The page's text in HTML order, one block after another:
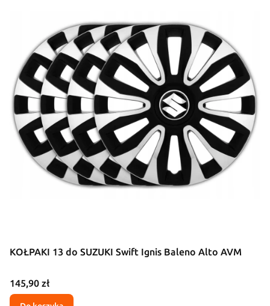
KOŁPAKI 13 do SUZUKI Swift Ignis Baleno Alto AVM
Cena
145,90 zł